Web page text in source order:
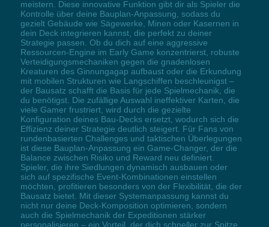
meistern. Diese innovative Funktion gibt dir als Spieler die
Kontrolle über deine Bauplan-Anpassung, sodass du
gezielt Gebäude wie Sägewerke, Minen oder Kasernen in
dein Deck integrieren kannst, die perfekt zu deiner
Strategie passen. Ob du dich auf eine aggressive
Ressourcen-Engine im Early Game konzentrierst, robuste
Verteidigungsmechaniken gegen die gnadenlosen
Kreaturen des Ginnungagap aufbaust oder die Erkundung
mit mobilen Strukturen wie Langschiffen beschleunigst –
der Bausatz schafft die Basis für jede Spielmechanik, die
du benötigst. Die zufällige Auswahl ineffektiver Karten, die
viele Gamer frustriert, wird durch die gezielte
Konfiguration deines Bau-Decks ersetzt, wodurch sich die
Effizienz deiner Strategie deutlich steigert. Für Fans von
rundenbasierten Challenges und taktischen Überlegungen
ist diese Bauplan-Anpassung ein Game-Changer, der die
Balance zwischen Risiko und Reward neu definiert.
Spieler, die ihre Siedlungen dynamisch ausbauen oder
sich auf spezifische Event-Kombinationen einstellen
möchten, profitieren besonders von der Flexibilität, die der
Bausatz bietet. Mit dieser Systemanpassung kannst du
nicht nur deine Deck-Komposition optimieren, sondern
auch die Spielmechanik der Expeditionen stärker
personalisieren – ein Vorteil, der dich schneller zur Spitze